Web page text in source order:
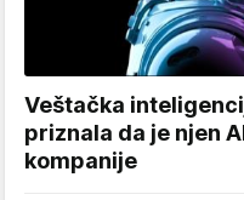
Veštačka
priznala da je njen
kompanije